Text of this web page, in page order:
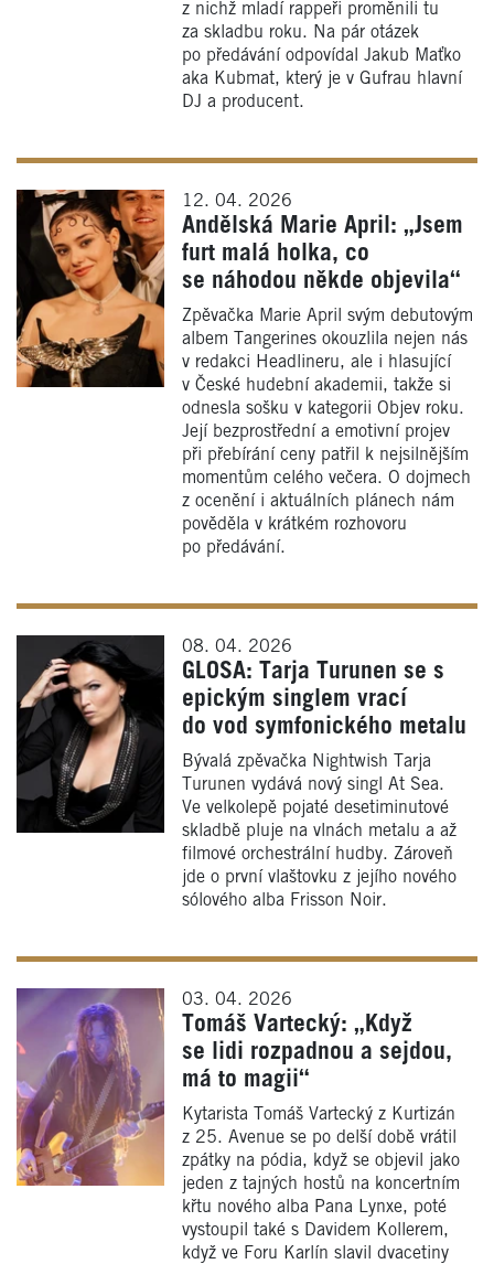
z nichž mladí rappeři proměnili tu
za skladbu roku. Na pár otázek
po předávání odpovídal Jakub Maťko
aka Kubmat, který je v Gufrau hlavní
DJ a producent.
12. 04. 2026
Andělská Marie April: „Jsem
furt malá holka, co
se náhodou někde objevila“
Zpěvačka Marie April svým debutovým
albem Tangerines okouzlila nejen nás
v redakci Headlineru, ale i hlasující
v České hudební akademii, takže si
odnesla sošku v kategorii Objev roku.
Její bezprostřední a emotivní projev
při přebírání ceny patřil k nejsilnějším
momentům celého večera. O dojmech
z ocenění i aktuálních plánech nám
pověděla v krátkém rozhovoru
po předávání.
08. 04. 2026
GLOSA: Tarja Turunen se s
epickým singlem vrací
do vod symfonického metalu
Bývalá zpěvačka Nightwish Tarja
Turunen vydává nový singl At Sea.
Ve velkolepě pojaté desetiminutové
skladbě pluje na vlnách metalu a až
filmové orchestrální hudby. Zároveň
jde o první vlaštovku z jejího nového
sólového alba Frisson Noir.
03. 04. 2026
Tomáš Vartecký: „Když
se lidi rozpadnou a sejdou,
má to magii“
Kytarista Tomáš Vartecký z Kurtizán
z 25. Avenue se po delší době vrátil
zpátky na pódia, když se objevil jako
jeden z tajných hostů na koncertním
křtu nového alba Pana Lynxe, poté
vystoupil také s Davidem Kollerem,
když ve Foru Karlín slavil dvacetiny